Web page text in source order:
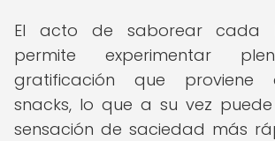
El acto de saborear cada
permite experimentar
gratificación que proviene
snacks, lo que a su vez
sensación de saciedad más